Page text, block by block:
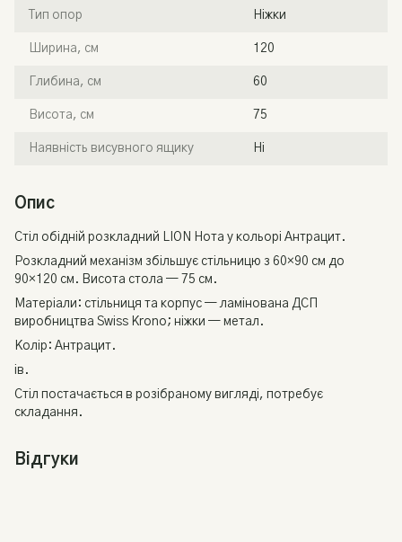
Тип опор Ніжки
Ширина, см 120
Глибина, см 60
Висота, см 75
Наявність висувного ящику Ні
Опис
Стіл обідній розкладний LION Нота у кольорі Антрацит.
Розкладний механізм збільшує стільницю з 60×90 см до
90×120 см. Висота стола — 75 см.
Матеріали: стільниця та корпус — ламінована ДСП
виробництва Swiss Krono; ніжки — метал.
Колір: Антрацит.
ів.
Стіл постачається в розібраному вигляді, потребує
складання.
Відгуки